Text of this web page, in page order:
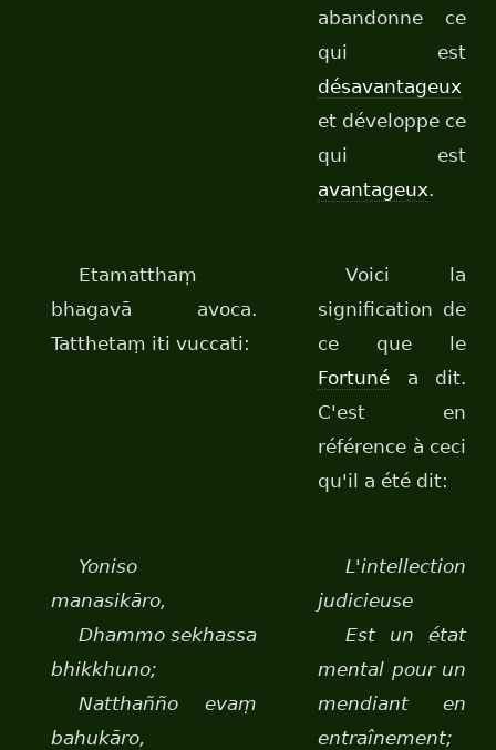
abandonne ce
qui est
désavantageux
et développe ce
qui est
avantageux.
Etamatthaṃ
bhagavā avoca.
Tatthetaṃ iti vuccati:
Voici la
signification de
ce que le
Fortuné a dit.
C'est en
référence à ceci
qu'il a été dit:
Yoniso
manasikāro,
Dhammo sekhassa
bhikkhuno;
Natthañño evaṃ
bahukāro,
L'intellection
judicieuse
Est un état
mental pour un
mendiant en
entraînement;